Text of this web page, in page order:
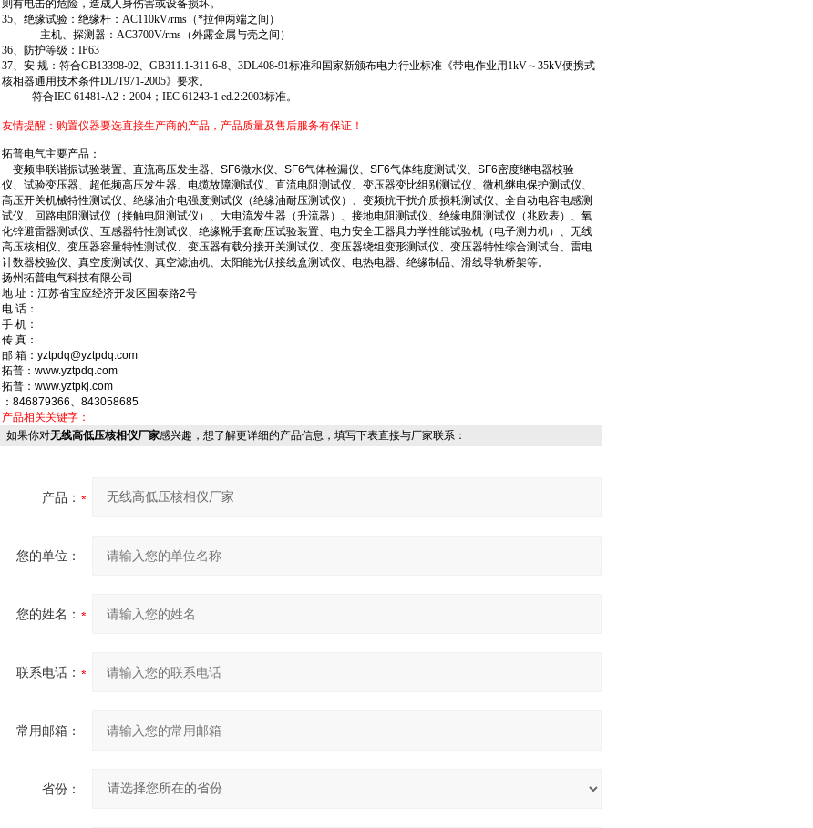
则有电击的危险，造成人身伤害或设备损坏。
35、绝缘试验：绝缘杆：AC110kV/rms（*拉伸两端之间）
主机、探测器：AC3700V/rms（外露金属与壳之间）
36、防护等级：IP63
37、安 规：符合GB13398-92、GB311.1-311.6-8、3DL408-91标准和国家新颁布电力行业标准《带电作业用1kV～35kV便携式
核相器通用技术条件DL/T971-2005》要求。
符合IEC 61481-A2：2004；IEC 61243-1 ed.2:2003标准。
友情提醒：购置仪器要选直接生产商的产品，产品质量及售后服务有保证！
拓普电气主要产品：
变频串联谐振试验装置、直流高压发生器、SF6微水仪、SF6气体检漏仪、SF6气体纯度测试仪、SF6密度继电器校验
仪、试验变压器、超低频高压发生器、电缆故障测试仪、直流电阻测试仪、变压器变比组别测试仪、微机继电保护测试仪、
高压开关机械特性测试仪、绝缘油介电强度测试仪（绝缘油耐压测试仪）、变频抗干扰介质损耗测试仪、全自动电容电感测
试仪、回路电阻测试仪（接触电阻测试仪）、大电流发生器（升流器）、接地电阻测试仪、绝缘电阻测试仪（兆欧表）、氧
化锌避雷器测试仪、互感器特性测试仪、绝缘靴手套耐压试验装置、电力安全工器具力学性能试验机（电子测力机）、无线
高压核相仪、变压器容量特性测试仪、变压器有载分接开关测试仪、变压器绕组变形测试仪、变压器特性综合测试台、雷电
计数器校验仪、真空度测试仪、真空滤油机、太阳能光伏接线盒测试仪、电热电器、绝缘制品、滑线导轨桥架等。
扬州拓普电气科技有限公司
地 址：江苏省宝应经济开发区国泰路2号
电 话：
手 机：
传 真：
邮 箱：yztpdq@yztpdq.com
拓普：www.yztpdq.com
拓普：www.yztpkj.com
：846879366、843058685
产品相关关键字：
如果你对无线高低压核相仪厂家感兴趣，想了解更详细的产品信息，填写下表直接与厂家联系：
产品：
您的单位：
您的姓名：
联系电话：
常用邮箱：
省份：